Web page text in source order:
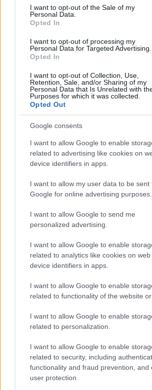
services and may gather and store
not limited to your visit or usage behaviour.
grant or deny consent to Google and its
consent section.
I want to opt-out of the Sale of my
Personal Data.
Opted In
I want to opt-out of processing my
Personal Data for Targeted Advertising.
Opted In
I want to opt-out of Collection, Use,
Retention, Sale, and/or Sharing of my
Personal Data that Is Unrelated with
Purposes for which it was collected.
Opted Out
Google consents
I want to allow Google to enable
related to advertising like cookies on
device identifiers in apps.
I want to allow my user data to be sent
Google for online advertising purposes.
I want to allow Google to send me
personalized advertising.
I want to allow Google to enable
related to analytics like cookies on
device identifiers in apps.
I want to allow Google to enable
related to functionality of the website or
I want to allow Google to enable
related to personalization.
I want to allow Google to enable
related to security, including
functionality and fraud prevention, and
user protection.
La banca /Caso Mps: i pm milanesi ora
chiaro sulle “chat” tra un dirigente del
Syndication
Globalist
Globalscience
Globalsport
Giornale dello
Spettacolo
Wondernet
Giuliana Sgrena